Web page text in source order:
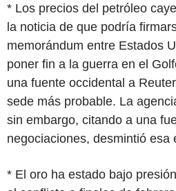
* Los precios del petróleo
la noticia de que podría
memorándum entre Estados
poner fin a la guerra en el
una fuente occidental a
sede más probable. La
sin embargo, citando a una
negociaciones, desmintió esa
* El oro ha estado bajo